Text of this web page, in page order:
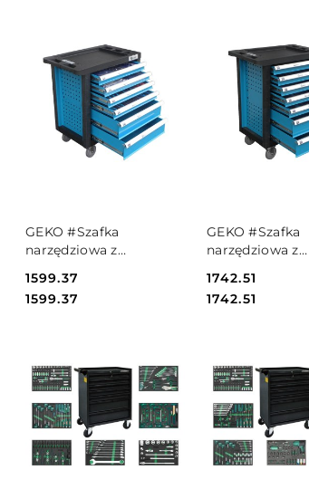
GEKO #Szafka
narzędziowa z
szuflad(1) G10831
Cena:
1599.37
Cena:
1599.37
NIEDOSTĘPNY
GEKO #Szafka
narzędziowa z
szuflad(1)
Cena:
1742.51
Cena:
1742.51
NIEDOSTĘPNY